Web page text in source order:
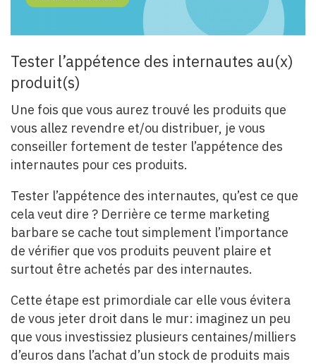
Tester l’appétence des internautes au(x)
produit(s)
Une fois que vous aurez trouvé les produits que
vous allez revendre et/ou distribuer, je vous
conseiller fortement de tester l’appétence des
internautes pour ces produits.
Tester l’appétence des internautes, qu’est ce que
cela veut dire ? Derrière ce terme marketing
barbare se cache tout simplement l’importance
de vérifier que vos produits peuvent plaire et
surtout être achetés par des internautes.
Cette étape est primordiale car elle vous évitera
de vous jeter droit dans le mur: imaginez un peu
que vous investissiez plusieurs centaines/milliers
d’euros dans l’achat d’un stock de produits mais